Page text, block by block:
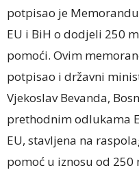
potpisao je
EU i BiH o dodjeli 250
pomoći. Ovim
potpisao i državni
Vjekoslav Bevanda,
prethodnim odlukama
EU, stavljena na
pomoć u iznosu od